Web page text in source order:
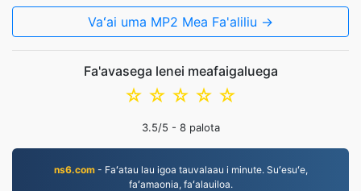
Vaʻai uma MP2 Mea Fa'aliliu →
Fa'avasega lenei meafaigaluega
☆
☆
☆
☆
☆
3.5/5 - 8palota
ns6.com- Faʻatau lau igoa tauvalaau i minute. Suʻesuʻe,
faʻamaonia, faʻalauiloa.